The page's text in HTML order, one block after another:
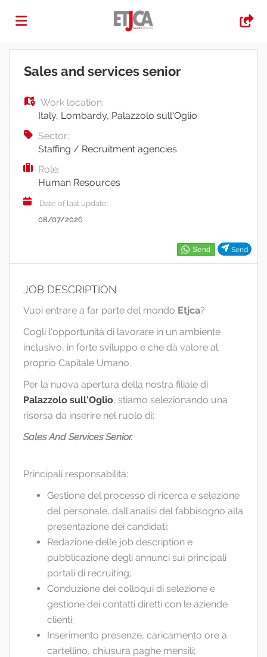
Job
list
Upload
your
Login
Language
FR
IT
ES
PT
Send
Sales and services senior
Work location:
Italy, Lombardy, Palazzolo sull'Oglio
Sector:
Staffing / Recruitment agencies
Role:
Human Resources
Date of last update:
08/07/2026
JOB DESCRIPTION
Vuoi entrare a far parte del mondo Etjca?
Cogli l'opportunità di lavorare in un ambiente
inclusivo, in forte sviluppo e che dà valore al
proprio Capitale Umano.
Per la nuova apertura della nostra filiale di
Palazzolo sull'Oglio, stiamo selezionando una
risorsa da inserire nel ruolo di:
Sales And Services Senior.
Principali responsabilità:
Gestione del processo di ricerca e selezione
del personale, dall'analisi del fabbisogno alla
presentazione dei candidati;
Redazione delle job description e
pubblicazione degli annunci sui principali
portali di recruiting;
Conduzione dei colloqui di selezione e
gestione dei contatti diretti con le aziende
clienti;
Inserimento presenze, caricamento ore a
cartellino, chiusura paghe mensili;